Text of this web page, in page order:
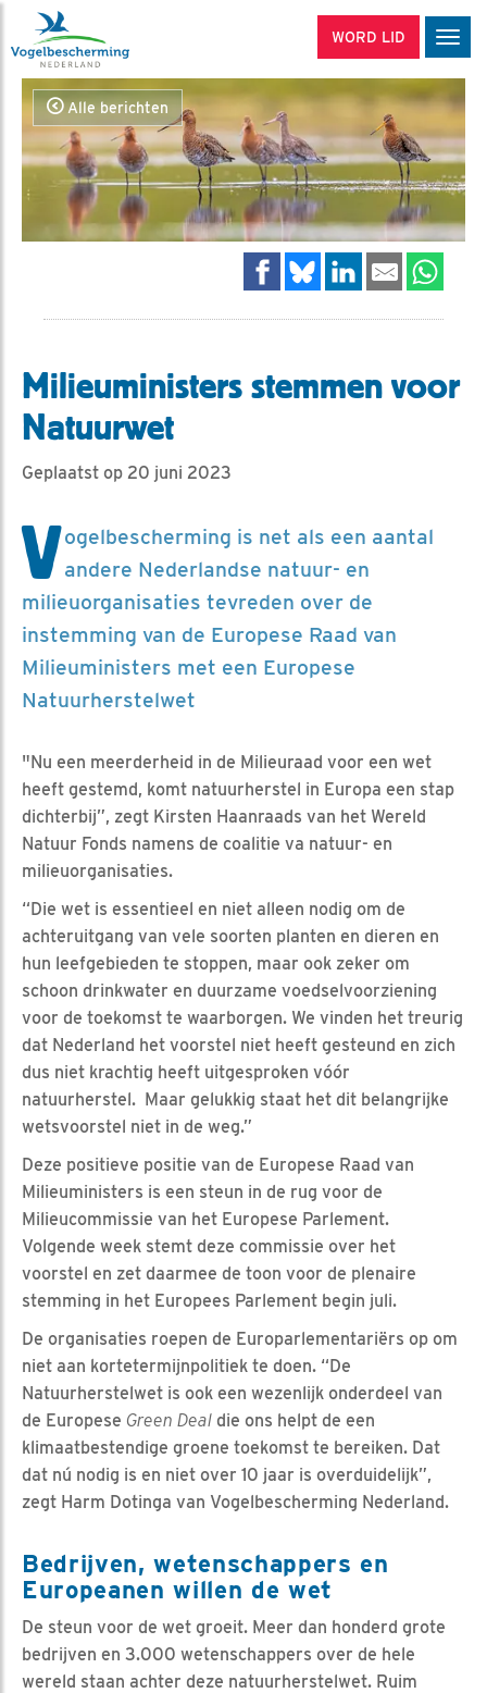
WORD LID
Alle berichten
Milieuministers stemmen voor
Natuurwet
Geplaatst op 20 juni 2023
Vogelbescherming is net als een aantal
andere Nederlandse natuur- en
milieuorganisaties tevreden over de
instemming van de Europese Raad van
Milieuministers met een Europese
Natuurherstelwet
"Nu een meerderheid in de Milieuraad voor een wet
heeft gestemd, komt natuurherstel in Europa een stap
dichterbij”, zegt Kirsten Haanraads van het Wereld
Natuur Fonds namens de coalitie va natuur- en
milieuorganisaties.
“Die wet is essentieel en niet alleen nodig om de
achteruitgang van vele soorten planten en dieren en
hun leefgebieden te stoppen, maar ook zeker om
schoon drinkwater en duurzame voedselvoorziening
voor de toekomst te waarborgen. We vinden het treurig
dat Nederland het voorstel niet heeft gesteund en zich
dus niet krachtig heeft uitgesproken vóór
natuurherstel. Maar gelukkig staat het dit belangrijke
wetsvoorstel niet in de weg.”
Deze positieve positie van de Europese Raad van
Milieuministers is een steun in de rug voor de
Milieucommissie van het Europese Parlement.
Volgende week stemt deze commissie over het
voorstel en zet daarmee de toon voor de plenaire
stemming in het Europees Parlement begin juli.
De organisaties roepen de Europarlementariërs op om
niet aan kortetermijnpolitiek te doen. “De
Natuurherstelwet is ook een wezenlijk onderdeel van
de Europese Green Deal die ons helpt de een
klimaatbestendige groene toekomst te bereiken. Dat
dat nú nodig is en niet over 10 jaar is overduidelijk”,
zegt Harm Dotinga van Vogelbescherming Nederland.
Bedrijven, wetenschappers en
Europeanen willen de wet
De steun voor de wet groeit. Meer dan honderd grote
bedrijven en 3.000 wetenschappers over de hele
wereld staan achter deze natuurherstelwet. Ruim